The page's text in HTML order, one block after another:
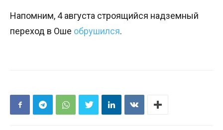
Напомним, 4 августа строящийся надземный
переход в Оше обрушился.